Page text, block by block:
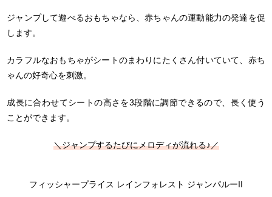
ジャンプして遊べるおもちゃなら、赤ちゃんの運動能力の発達を促
します。
カラフルなおもちゃがシートのまわりにたくさん付いていて、赤ち
ゃんの好奇心を刺激。
成長に合わせてシートの高さを3段階に調節できるので、長く使う
ことができます。
＼ジャンプするたびにメロディが流れる♪／
フィッシャープライス レインフォレスト ジャンパルーII